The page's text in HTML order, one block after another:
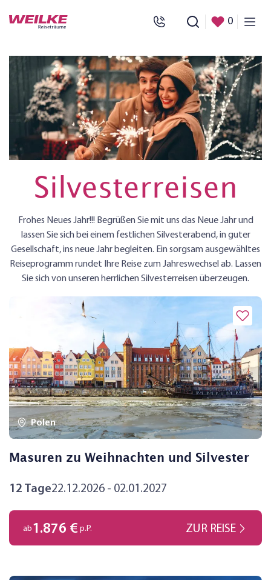
0
Silvesterreisen
Frohes Neues Jahr!!! Begrüßen Sie mit uns das Neue Jahr und
lassen Sie sich bei einem festlichen Silvesterabend, in guter
Gesellschaft, ins neue Jahr begleiten. Ein sorgsam ausgewähltes
Reiseprogramm rundet Ihre Reise zum Jahreswechsel ab. Lassen
Sie sich von unseren herrlichen Silvesterreisen überzeugen.
Polen
Masuren zu Weihnachten und Silvester
12 Tage22.12.2026 - 02.01.2027
ab 1.876 € p.P. ZUR REISE